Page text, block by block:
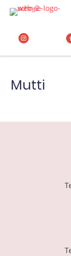
Zum
Inhalt
springen
Mutti